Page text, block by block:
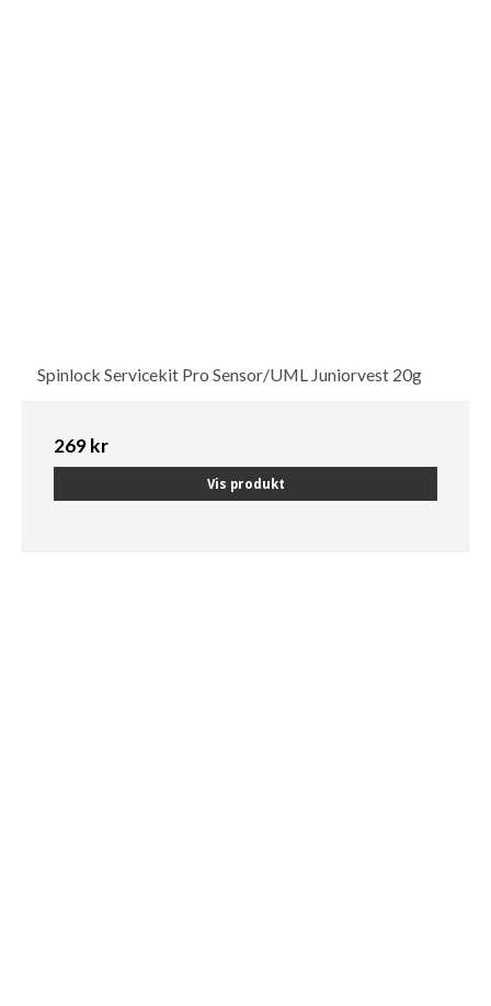
Spinlock Servicekit Pro Sensor/UML Juniorvest 20g
269 kr
Vis produkt